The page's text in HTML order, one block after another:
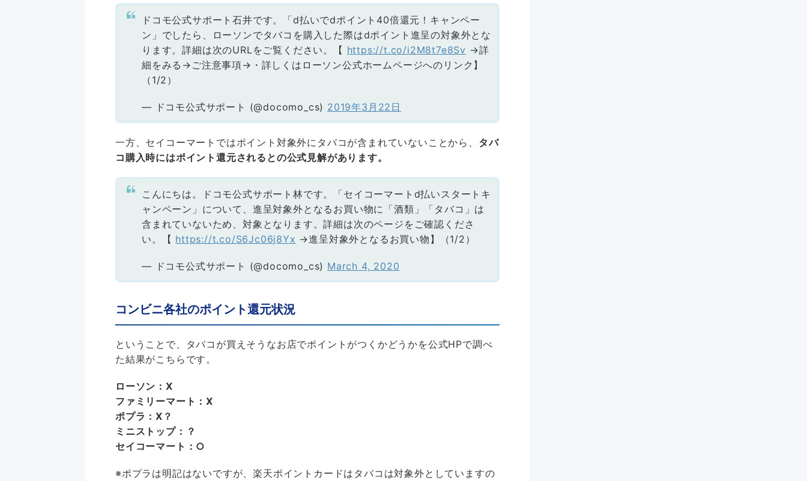
ドコモ公式サポート石井です。「d払いでdポイント40倍還元！キャンペー
ン」でしたら、ローソンでタバコを購入した際はdポイント進呈の対象外とな
ります。詳細は次のURLをご覧ください。【 https://t.co/i2M8t7e8Sv →詳
細をみる→ご注意事項→・詳しくはローソン公式ホームページへのリンク】
（1/2）
— ドコモ公式サポート (@docomo_cs) 2019年3月22日
一方、セイコーマートではポイント対象外にタバコが含まれていないことから、 タバ
コ購入時にはポイント還元されるとの公式見解があります。
こんにちは。ドコモ公式サポート林です。「セイコーマートd払いスタートキ
ャンペーン」について、進呈対象外となるお買い物に「酒類」「タバコ」は
含まれていないため、対象となります。詳細は次のページをご確認くださ
い。【 https://t.co/S6Jc06j8Yx →進呈対象外となるお買い物】（1/2）
— ドコモ公式サポート (@docomo_cs) March 4, 2020
コンビニ各社のポイント還元状況
ということで、タバコが買えそうなお店でポイントがつくかどうかを公式HPで調べ
た結果がこちらです。
ローソン：X
ファミリーマート：X
ポプラ：X？
ミニストップ：？
セイコーマート：○
※ポプラは明記はないですが、楽天ポイントカードはタバコは対象外としていますの